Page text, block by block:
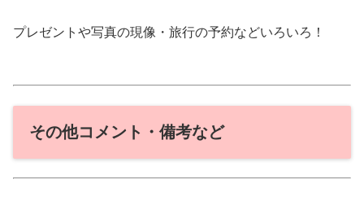
プレゼントや写真の現像・旅行の予約などいろいろ！
その他コメント・備考など